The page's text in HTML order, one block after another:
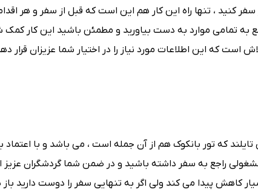
کنید ، تنها راه این کار هم این است که قبل از سفر و هر
به تمامی موارد به دست بیاورید و مطمئن باشید این کار کمک
است که این اطلاعات مورد نیاز را در اختیار شما عزیزان
که تور بانکوک هم از آن جمله است ، می باشد و با
راجع به سفر داشته باشید و در ضمن شما گردشگران عزیز
کاهش پیدا می کند ولی اگر به تنهایی سفر را دوست دارید باز